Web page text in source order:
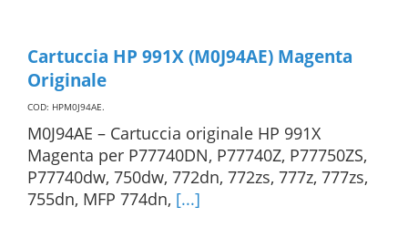
Cartuccia HP 991X (M0J94AE) Magenta
Originale
COD: HPM0J94AE.
M0J94AE – Cartuccia originale HP 991X
Magenta per P77740DN, P77740Z, P77750ZS,
P77740dw, 750dw, 772dn, 772zs, 777z, 777zs,
755dn, MFP 774dn, [...]